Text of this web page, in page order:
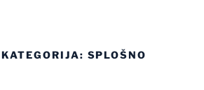
KATEGORIJA: SPLOŠNO